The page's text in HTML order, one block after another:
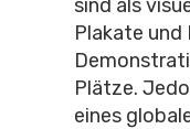
sind als
Plakate
Plätze.
eines